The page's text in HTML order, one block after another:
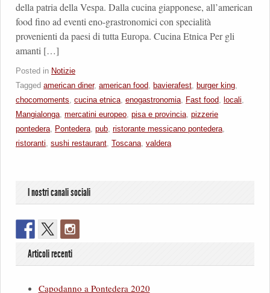
della patria della Vespa. Dalla cucina giapponese, all’american
food fino ad eventi eno-grastronomici con specialità
provenienti da paesi di tutta Europa. Cucina Etnica Per gli
amanti […]
Posted in Notizie
Tagged american diner, american food, bavierafest, burger king,
chocomoments, cucina etnica, enogastronomia, Fast food, locali,
Mangialonga, mercatini europeo, pisa e provincia, pizzerie
pontedera, Pontedera, pub, ristorante messicano pontedera,
ristoranti, sushi restaurant, Toscana, valdera
I nostri canali sociali
Articoli recenti
Capodanno a Pontedera 2020